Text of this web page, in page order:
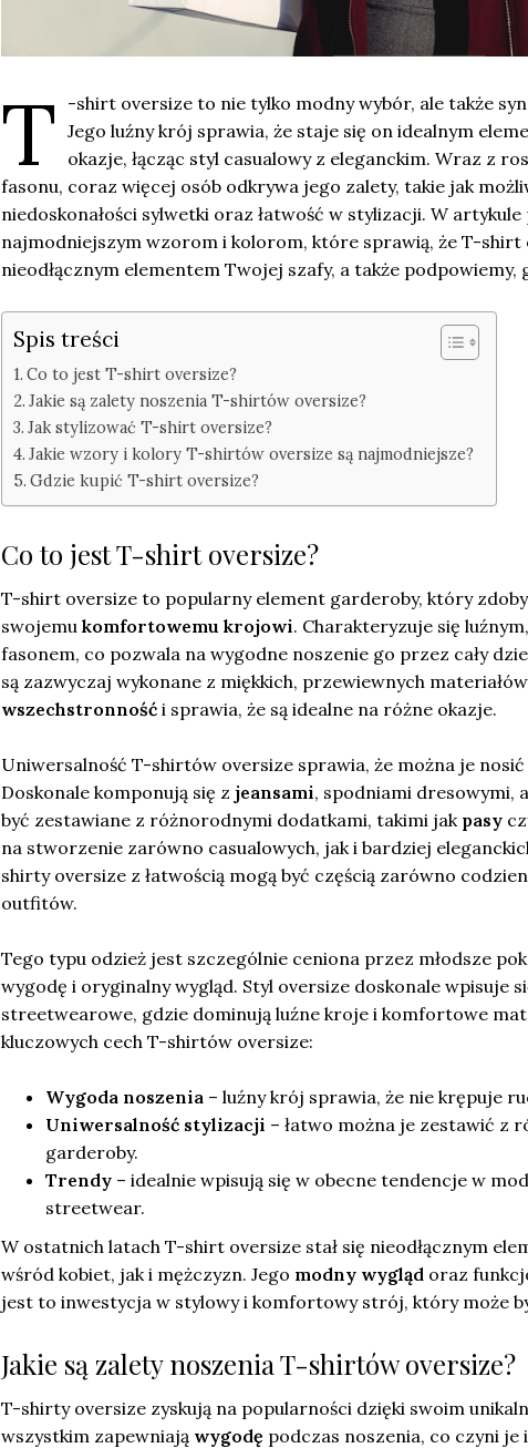
T
-shirt oversize to nie tylko modny wybór, ale także
Jego luźny krój sprawia, że staje się on idealnym
okazje, łącząc styl casualowy z eleganckim. Wraz z
fasonu, coraz więcej osób odkrywa jego zalety, takie jak
niedoskonałości sylwetki oraz łatwość w stylizacji. W
najmodniejszym wzorom i kolorom, które sprawią, że T-shirt
nieodłącznym elementem Twojej szafy, a także podpowiemy,
Spis treści
Co to jest T-shirt oversize?
Jakie są zalety noszenia T-shirtów oversize?
Jak stylizować T-shirt oversize?
Jakie wzory i kolory T-shirtów oversize są najmodniejsze?
Gdzie kupić T-shirt oversize?
Co to jest T-shirt oversize?
T-shirt oversize to popularny element garderoby, który
swojemu komfortowemu krojowi. Charakteryzuje się
fasonem, co pozwala na wygodne noszenie go przez cały
są zazwyczaj wykonane z miękkich, przewiewnych
wszechstronność i sprawia, że są idealne na różne okazje.
Uniwersalność T-shirtów oversize sprawia, że można je nosić
Doskonale komponują się z jeansami, spodniami dresowymi,
być zestawiane z różnorodnymi dodatkami, takimi jak pasy
na stworzenie zarówno casualowych, jak i bardziej
shirty oversize z łatwością mogą być częścią zarówno
outfitów.
Tego typu odzież jest szczególnie ceniona przez młodsze
wygodę i oryginalny wygląd. Styl oversize doskonale wpisuje
streetwearowe, gdzie dominują luźne kroje i komfortowe
kluczowych cech T-shirtów oversize:
Wygoda noszenia – luźny krój sprawia, że nie krępuje
Uniwersalność stylizacji – łatwo można je zestawić z
garderoby.
Trendy – idealnie wpisują się w obecne tendencje w
streetwear.
W ostatnich latach T-shirt oversize stał się nieodłącznym
wśród kobiet, jak i mężczyzn. Jego modny wygląd oraz
jest to inwestycja w stylowy i komfortowy strój, który może
Jakie są zalety noszenia T-shirtów oversize?
T-shirty oversize zyskują na popularności dzięki swoim
wszystkim zapewniają wygodę podczas noszenia, co czyni je